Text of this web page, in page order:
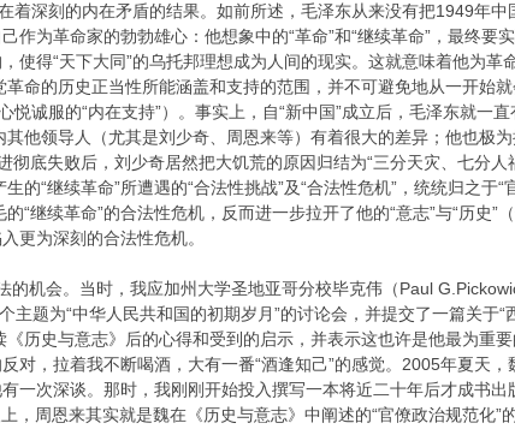
着深刻的内在矛盾的结果。如前所述，毛泽东从来没有把1949年
作为革命家的勃勃雄心：他想象中的“革命”和“继续革命”，最终要
使得“天下大同”的乌托邦理想成为人间的现实。这就意味着他为革
命的历史正当性所能涵盖和支持的范围，并不可避免地从一开始
悦诚服的“内在支持”）。事实上，自“新中国”成立后，毛泽东就一
他领导人（尤其是刘少奇、周恩来等）有着很大的差异；他也极
底失败后，刘少奇居然把大饥荒的原因归结为“三分天灾、七分人
的“继续革命”所遭遇的“合法性挑战”及“合法性危机”，统统归之于
“继续革命”的合法性危机，反而进一步拉开了他的“意志”与“历史”
更为深刻的合法性危机。
机会。当时，我应加州大学圣地亚哥分校毕克伟（Paul
题为“中华人民共和国的初期岁月”的讨论会，并提交了一篇关于“
历史与意志》后的心得和受到的启示，并表示这也许是他最为重
对，拉着我不断喝酒，大有一番“酒逢知己”的感觉。2005年夏天
一次深谈。那时，我刚刚开始投入撰写一本将近二十年后才成书
，周恩来其实就是魏在《历史与意志》中阐述的“官僚政治规范化”